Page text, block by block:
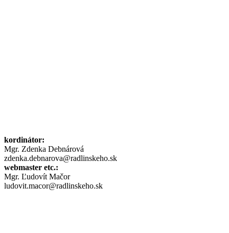
kordinátor:
Mgr. Zdenka Debnárová
zdenka.debnarova@radlinskeho.sk
webmaster etc.:
Mgr. Ľudovít Mačor
ludovit.macor@radlinskeho.sk